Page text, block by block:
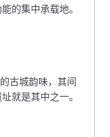
的集中承载地。
古城韵味，其间
就是其中之一。